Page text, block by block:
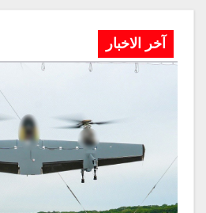
آخر الاخبار